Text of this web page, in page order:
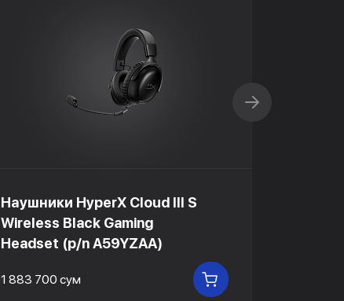
Наушники HyperX Cloud III S
Wireless Black Gaming
Headset (p/n A59YZAA)
1 883 700 сум В КОРЗИНУ